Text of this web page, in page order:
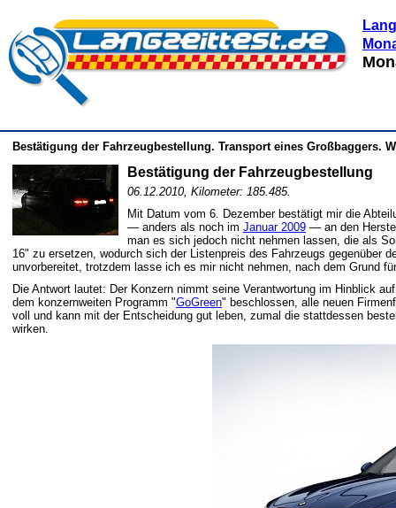
Bestätigung der Fahrzeugbestellung. Transport eines Großbaggers.
Bestätigung der Fahrzeugbestellung
06.12.2010, Kilometer: 185.485.
Mit Datum vom 6. Dezember bestätigt mir die
— anders als noch im Januar 2009 — an den
man es sich jedoch nicht nehmen lassen, die als
16" zu ersetzen, wodurch sich der Listenpreis des Fahrzeugs gegenüber
unvorbereitet, trotzdem lasse ich es mir nicht nehmen, nach dem Grund
Die Antwort lautet: Der Konzern nimmt seine Verantwortung im Hinblick
dem konzernweiten Programm "GoGreen" beschlossen, alle neuen
voll und kann mit der Entscheidung gut leben, zumal die stattdessen
wirken.